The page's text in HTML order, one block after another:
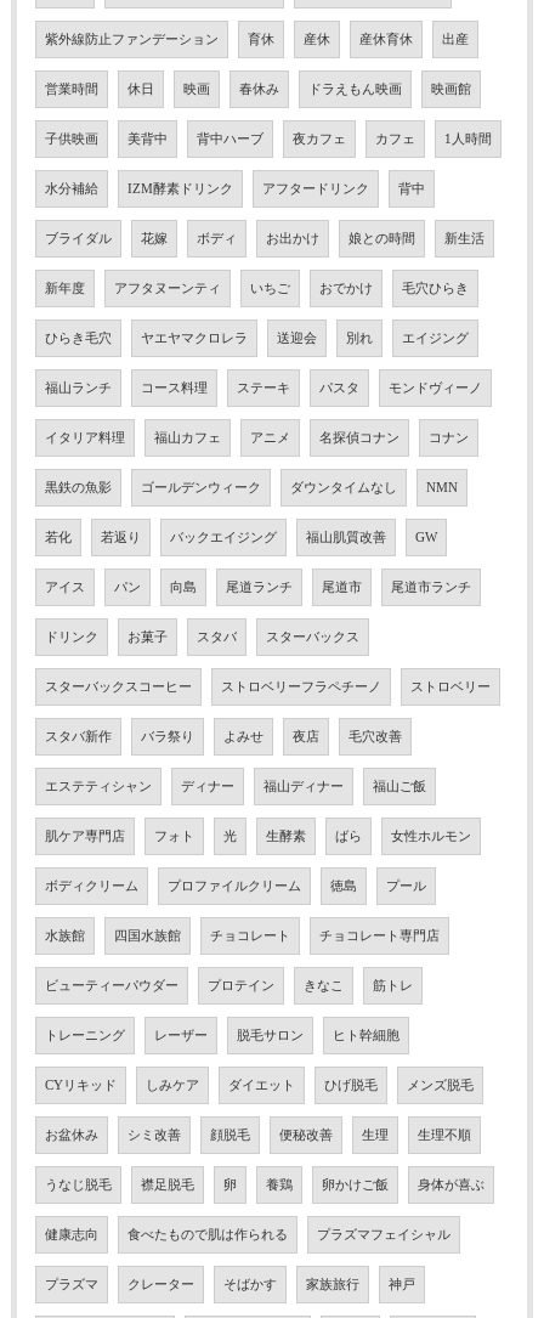
紫外線防止ファンデーション 育休 産休 産休育休 出産
営業時間 休日 映画 春休み ドラえもん映画 映画館
子供映画 美背中 背中ハーブ 夜カフェ カフェ 1人時間
水分補給 IZM酵素ドリンク アフタードリンク 背中
ブライダル 花嫁 ボディ お出かけ 娘との時間 新生活
新年度 アフタヌーンティ いちご おでかけ 毛穴ひらき
ひらき毛穴 ヤエヤマクロレラ 送迎会 別れ エイジング
福山ランチ コース料理 ステーキ パスタ モンドヴィーノ
イタリア料理 福山カフェ アニメ 名探偵コナン コナン
黒鉄の魚影 ゴールデンウィーク ダウンタイムなし NMN
若化 若返り バックエイジング 福山肌質改善 GW
アイス パン 向島 尾道ランチ 尾道市 尾道市ランチ
ドリンク お菓子 スタバ スターバックス
スターバックスコーヒー ストロベリーフラペチーノ ストロベリー
スタバ新作 バラ祭り よみせ 夜店 毛穴改善
エステティシャン ディナー 福山ディナー 福山ご飯
肌ケア専門店 フォト 光 生酵素 ばら 女性ホルモン
ボディクリーム プロファイルクリーム 徳島 プール
水族館 四国水族館 チョコレート チョコレート専門店
ビューティーパウダー プロテイン きなこ 筋トレ
トレーニング レーザー 脱毛サロン ヒト幹細胞
CYリキッド しみケア ダイエット ひげ脱毛 メンズ脱毛
お盆休み シミ改善 顔脱毛 便秘改善 生理 生理不順
うなじ脱毛 襟足脱毛 卵 養鶏 卵かけご飯 身体が喜ぶ
健康志向 食べたもので肌は作られる プラズマフェイシャル
プラズマ クレーター そばかす 家族旅行 神戸